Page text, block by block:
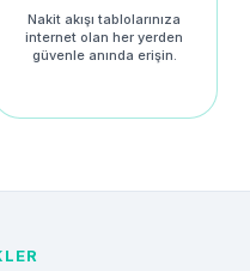
Nakit akışı tablolarınıza
internet olan her yerden
güvenle anında erişin.